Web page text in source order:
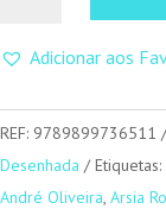
NipponAdicionar aos
REF: 9789899736511
Desenhada
Etiquetas:
André Oliveira Arsia